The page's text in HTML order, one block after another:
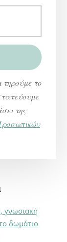
τηρούμε το
της
γνωσιακή
δωμάτιο